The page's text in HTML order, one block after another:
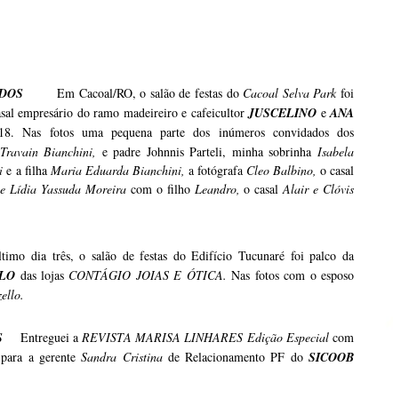
Em Cacoal/RO, o salão de festas do Cacoal Selva Parkfoi
empresário do ramo madeireiro e cafeicultorJUSCELINO eANA
Nas fotos uma pequena parte dos inúmeros convidados dos
Bianchini, e padre Johnnis Parteli, minha sobrinhaIsabela
e a filhaMaria Eduarda Bianchini, a fotógrafa Cleo Balbino, o casal
Lídia Yassuda Moreira com o filho Leandro,o casalAlair e Clóvis
dia três, o salão de festas do Edifício Tucunaré foi palco da
das lojas CONTÁGIO JOIAS E ÓTICA.Nas fotos com o esposo
Entreguei aREVISTA MARISA LINHARES Edição Especialcom
para a gerenteSandra Cristina de Relacionamento PF doSICOOB